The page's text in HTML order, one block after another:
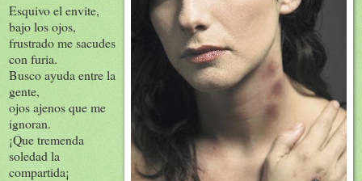
Esquivo el envite,
bajo los ojos,
frustrado me sacudes
con furia.
Busco ayuda entre la
gente,
ojos ajenos que me
ignoran.
¡Que tremenda
soledad la
compartida¡